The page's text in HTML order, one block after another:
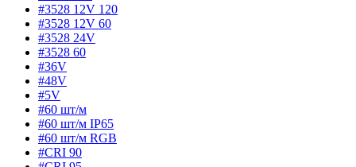
#3528 12V 120
#3528 12V 60
#3528 24V
#3528 60
#36V
#48V
#5V
#60 шт/м
#60 шт/м IP65
#60 шт/м RGB
#CRI 90